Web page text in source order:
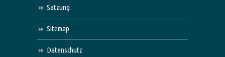
Satzung
Sitemap
Datenschutz